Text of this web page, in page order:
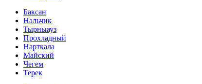
Баксан
Нальчик
Тырныауз
Прохладный
Нарткала
Майский
Чегем
Терек